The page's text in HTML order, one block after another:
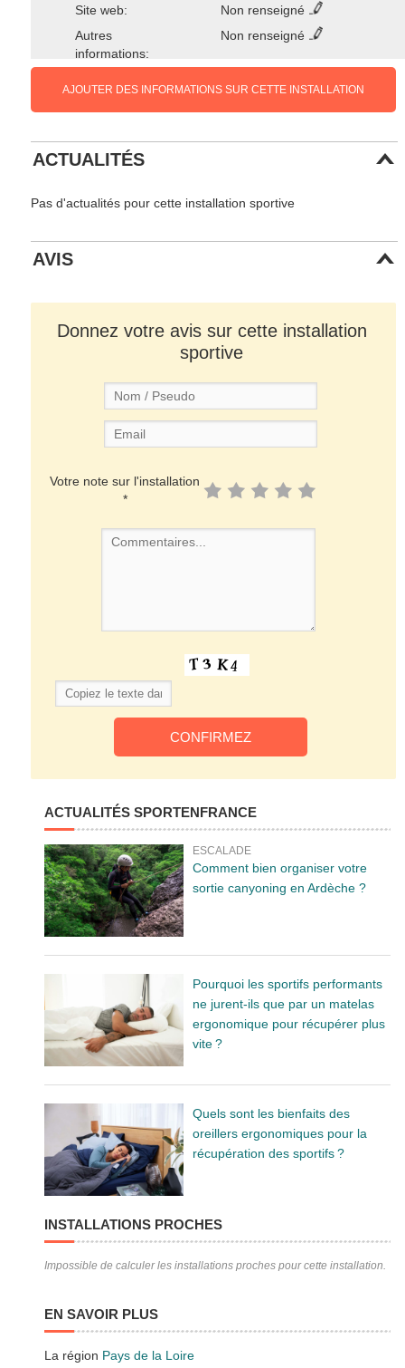
Site web:
Non renseigné
Autres
informations:
Non renseigné
AJOUTER DES INFORMATIONS SUR CETTE INSTALLATION
ACTUALITÉS
Pas d'actualités pour cette installation sportive
AVIS
Donnez votre avis sur cette installation
sportive
Votre note sur l'installation
*
ACTUALITÉS SPORTENFRANCE
ESCALADE
Comment bien organiser votre
sortie canyoning en Ardèche ?
Pourquoi les sportifs performants
ne jurent-ils que par un matelas
ergonomique pour récupérer plus
vite ?
Quels sont les bienfaits des
oreillers ergonomiques pour la
récupération des sportifs ?
INSTALLATIONS PROCHES
Impossible de calculer les installations proches pour cette installation.
EN SAVOIR PLUS
La région Pays de la Loire